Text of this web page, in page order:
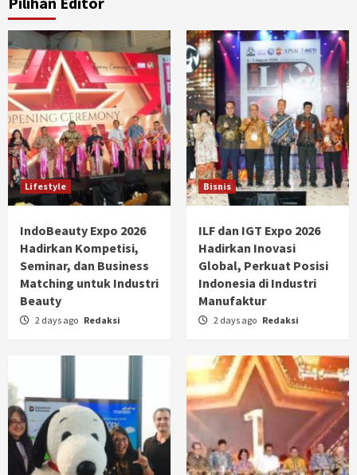
Lifestyle
IndoBeauty Expo 2026
Hadirkan Kompetisi,
Seminar, dan Business
Matching untuk Industri
Beauty
2 days ago Redaksi
Bisnis
ILF dan IGT Expo 2026
Hadirkan Inovasi
Global, Perkuat Posisi
Indonesia di Industri
Manufaktur
2 days ago Redaksi